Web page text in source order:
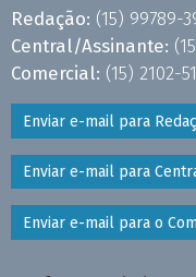
Redação: (15) 99789-
Central/Assinante:
Comercial: (15) 2102-
Enviar e-mail para
Enviar e-mail para
Enviar e-mail para o